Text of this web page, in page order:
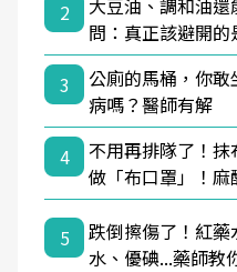
2
大豆油、調和油
問：真正該避開的
3
公廁的馬桶，你
病嗎？醫師有解
4
不用再排隊了！
做「布口罩」！
5
跌倒擦傷了！紅
水、優碘...藥師教